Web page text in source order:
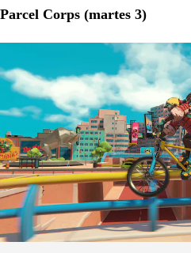
Parcel Corps (martes 3)